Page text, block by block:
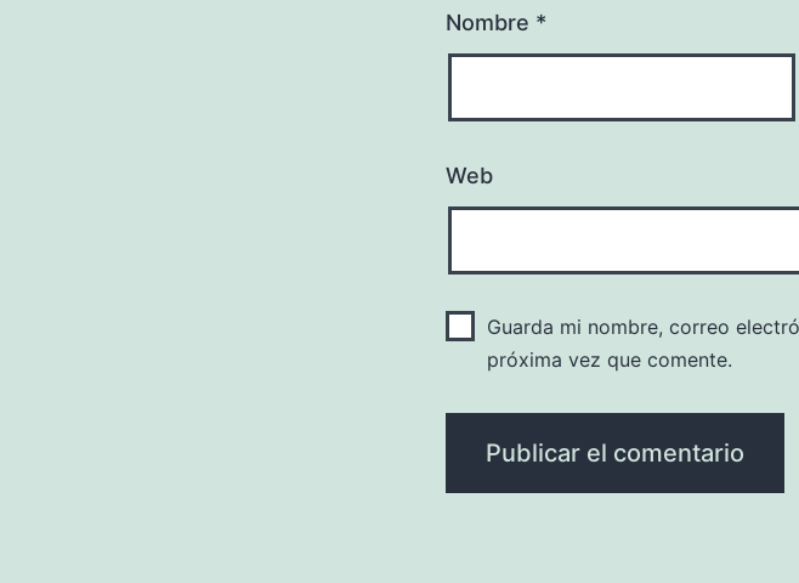
Nombre *
Web
Guarda mi nombre, correo
próxima vez que comente.